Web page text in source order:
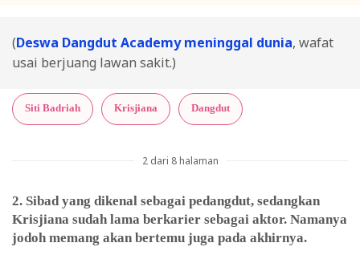
(Deswa Dangdut Academy meninggal dunia, wafat
usai berjuang lawan sakit.)
Siti Badriah Krisjiana Dangdut
2 dari 8 halaman
2. Sibad yang dikenal sebagai pedangdut, sedangkan
Krisjiana sudah lama berkarier sebagai aktor. Namanya
jodoh memang akan bertemu juga pada akhirnya.